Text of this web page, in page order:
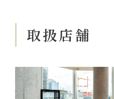
取扱店舗